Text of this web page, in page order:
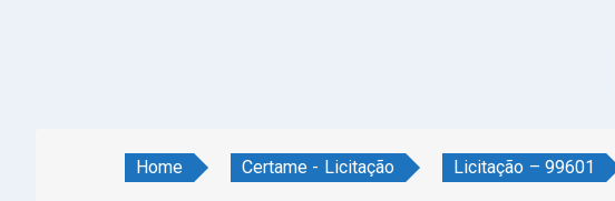
Home Certame - Licitação Licitação – 99601